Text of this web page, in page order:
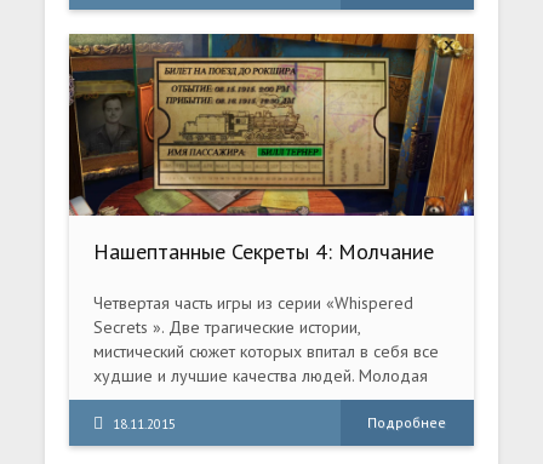
Нашептанные Секреты 4: Молчание
(2015) PC
Четвертая часть игры из серии «Whispered
Secrets ». Две трагические истории,
мистический сюжет которых впитал в себя все
худшие и лучшие качества людей. Молодая
женщина и жена, отправившегося на заработки
горняка, просит о помощи в розыске ее мужа
Билла. Следы расследования приводят вас в
18.11.2015 Подробнее